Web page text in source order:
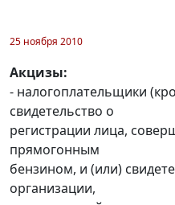
25 ноября 2010
Акцизы:
- налогоплательщики
свидетельство о
регистрации лица,
прямогонным
бензином, и (или)
организации,